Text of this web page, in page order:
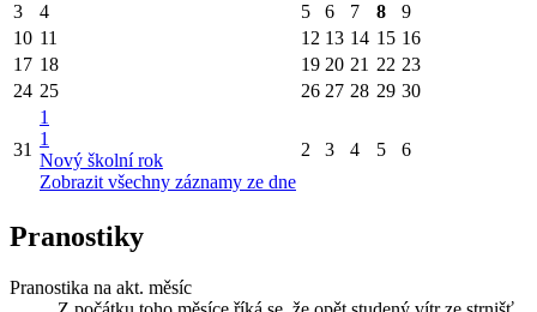
3
4 5 6 7 8
9
10 11 12 13 14 15 16
17 18 19 20 21 22 23
24 25 26 27 28 29 30
31
1
1
Nový školní rok
Zobrazit všechny záznamy ze dne
2 3 4 5 6
Pranostiky
Pranostika na akt. měsíc